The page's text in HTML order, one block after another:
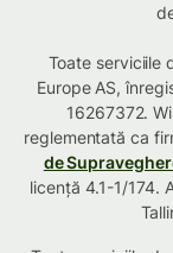
Toate serviciile
Europe AS,
16267372.
reglementată ca
de
licență 4.1-1/174.